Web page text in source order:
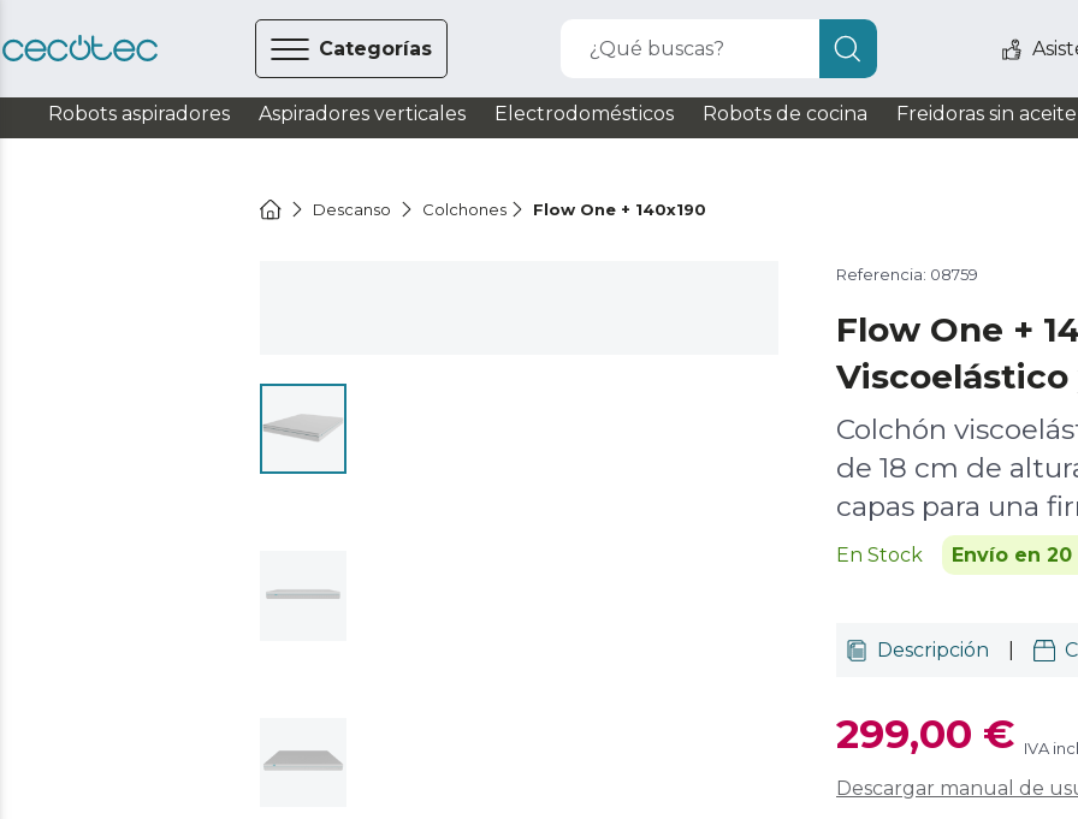
Categorías ¿Qué buscas?
Robots aspiradores Aspiradores verticales Electrodomésticos Robots de cocina Freidoras sin aceite
Descanso Colchones Flow One + 140x190
Referencia: 08759
Flow One +
Colchón
de 18 cm de
capas para una
En Stock Envío en 20
Descripción
299,00 € IVA
Descargar manual de